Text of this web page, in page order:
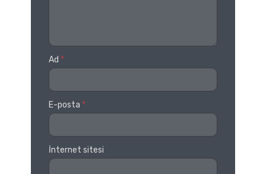
Ad *
E-posta *
İnternet sitesi